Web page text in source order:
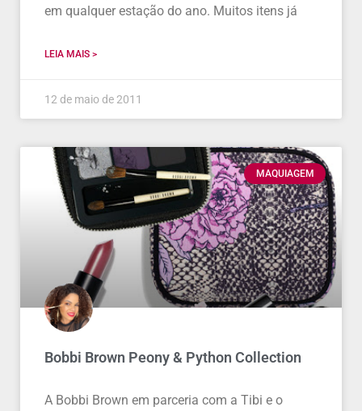
em qualquer estação do ano. Muitos itens já
LEIA MAIS >
12 de maio de 2011
MAQUIAGEM
Bobbi Brown Peony & Python Collection
A Bobbi Brown em parceria com a Tibi e o